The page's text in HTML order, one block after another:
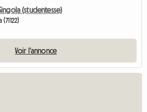
(studentesse)
Voir l'annonce